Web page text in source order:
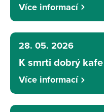
Více informací
28. 05. 2026
K smrti dobrý kafe
Více informací